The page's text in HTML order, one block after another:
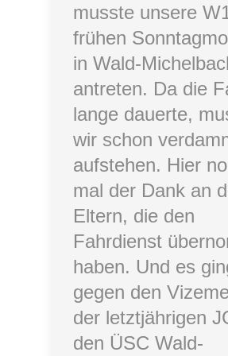
musste unsere
frühen
in Wald-
antreten. Da die
lange dauerte,
wir schon
aufstehen. Hier
mal der Dank an
Eltern, die den
Fahrdienst
haben. Und es
gegen den
der letztjährigen
den ÜSC Wald-